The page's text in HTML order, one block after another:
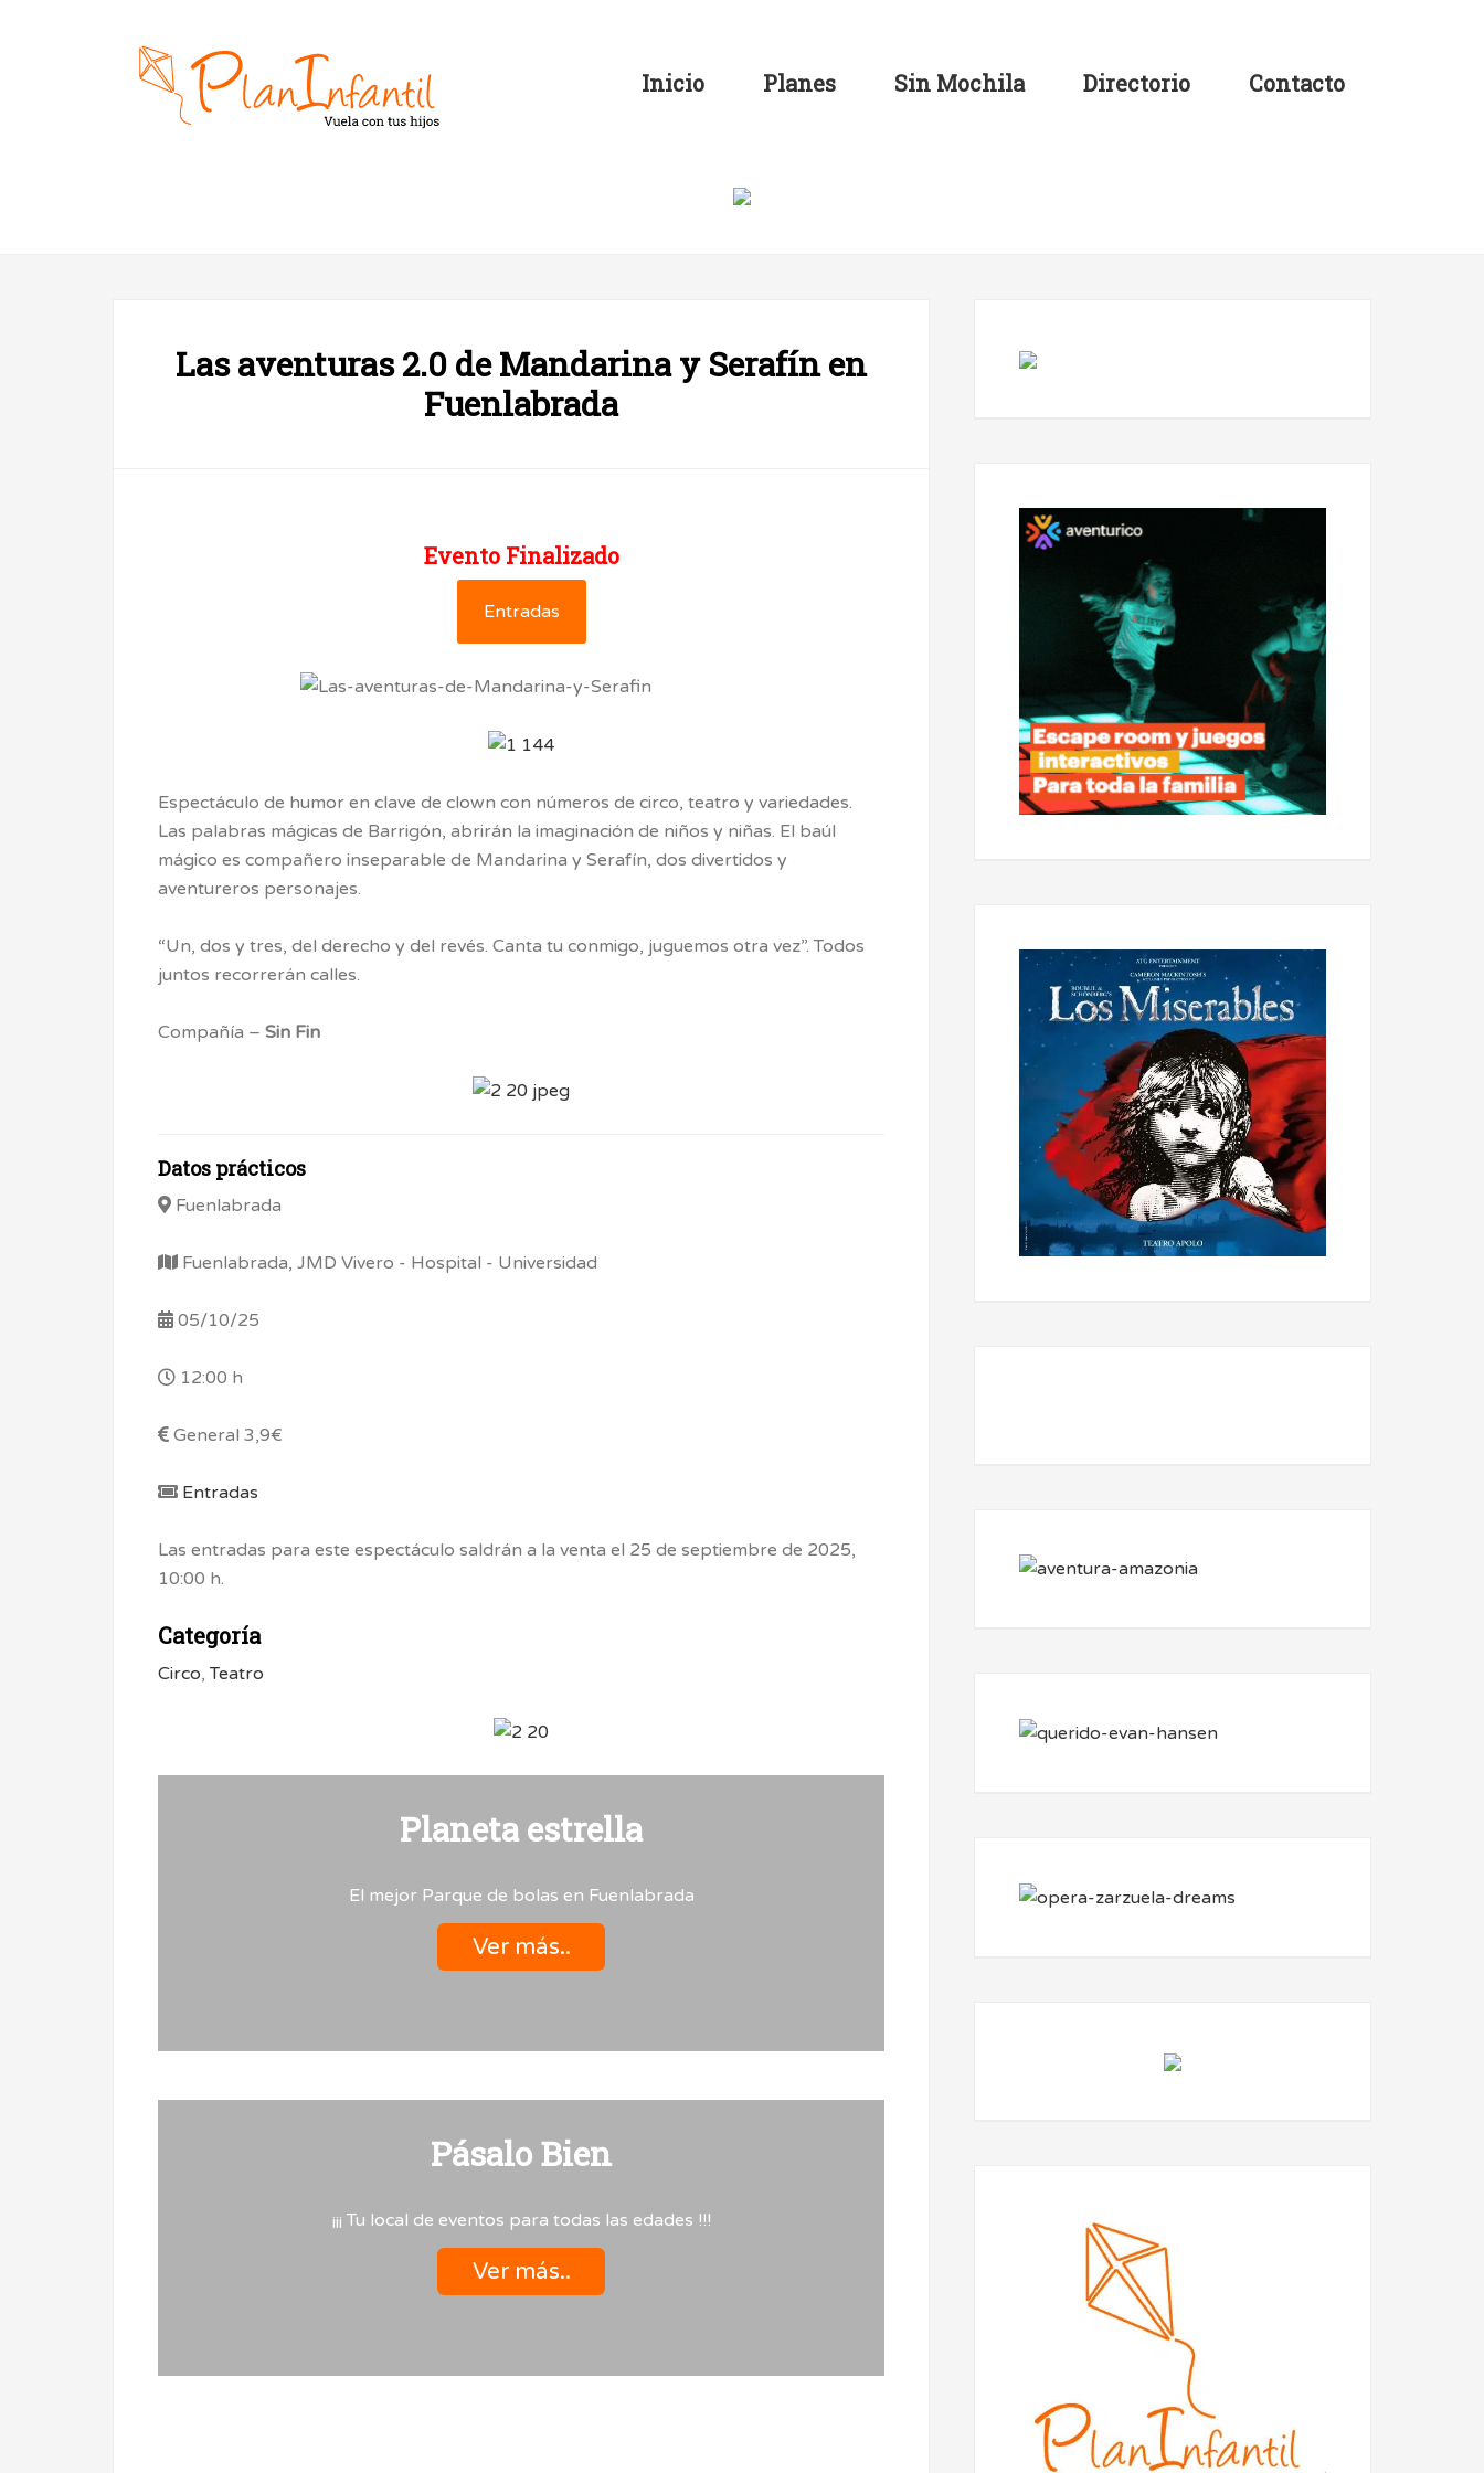
Inicio Planes Sin Mochila Directorio Contacto
Las aventuras 2.0 de Mandarina y Serafín en
Fuenlabrada
Evento Finalizado
Entradas
Espectáculo de humor en clave de clown con números de circo, teatro y variedades.
Las palabras mágicas de Barrigón, abrirán la imaginación de niños y niñas. El baúl
mágico es compañero inseparable de Mandarina y Serafín, dos divertidos y
aventureros personajes.
“Un, dos y tres, del derecho y del revés. Canta tu conmigo, juguemos otra vez”. Todos
juntos recorrerán calles.
Compañía – Sin Fin
Datos prácticos
Fuenlabrada
Fuenlabrada, JMD Vivero - Hospital - Universidad
05/10/25
12:00 h
General 3,9€
Entradas
Las entradas para este espectáculo saldrán a la venta el 25 de septiembre de 2025,
10:00 h.
Categoría
Circo,Teatro
Planeta estrella
El mejor Parque de bolas en Fuenlabrada
Ver más..
Pásalo Bien
¡¡¡ Tu local de eventos para todas las edades !!!
Ver más..